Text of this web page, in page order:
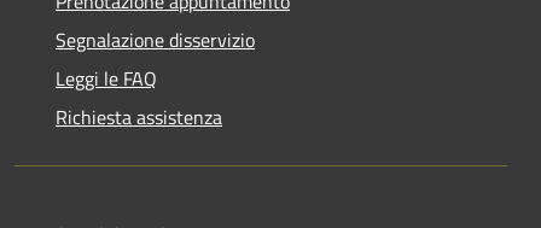
Segnalazione disservizio
Leggi le FAQ
Richiesta assistenza